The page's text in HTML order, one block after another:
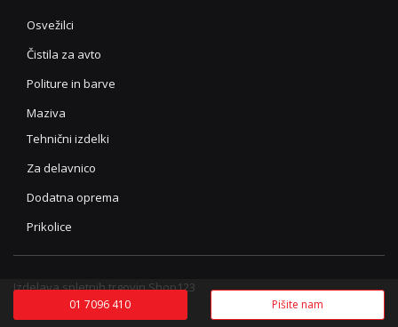
01 7096 410 Pišite nam
Osvežilci
Čistila za avto
Politure in barve
Maziva
Tehnični izdelki
Za delavnico
Dodatna oprema
Prikolice
Izdelava spletnih trgovin Shop123